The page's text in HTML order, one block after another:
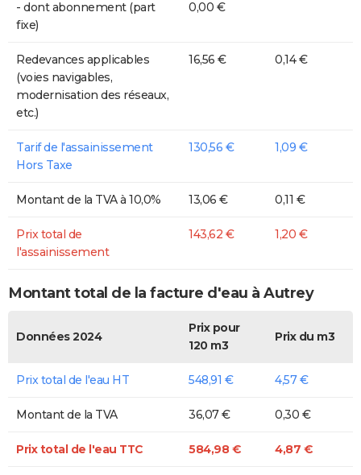
- dont abonnement (part
fixe)
0,00 €
Redevances applicables
(voies navigables,
modernisation des réseaux,
etc.)
16,56 € 0,14 €
Tarif de l'assainissement
Hors Taxe
130,56 € 1,09 €
Montant de la TVA à 10,0% 13,06 € 0,11 €
Prix total de
l'assainissement
143,62 € 1,20 €
Montant total de la facture d'eau à Autrey
Données 2024
Prix pour
120 m3
Prix du m3
Prix total de l'eau HT 548,91 € 4,57 €
Montant de la TVA 36,07 € 0,30 €
Prix total de l'eau TTC 584,98 € 4,87 €